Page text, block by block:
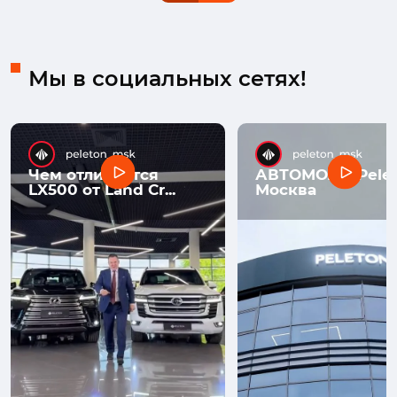
Мы в социальных сетях!
Чем отличается
LX500 от Land Cr...
АВТОМОЛЛ
Москва